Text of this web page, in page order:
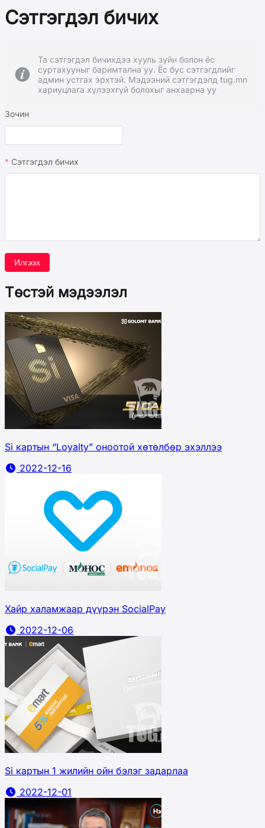
Сэтгэгдэл бичих
Та сэтгэгдэл бичихдээ хууль зүйн болон ёс
суртахууныг баримтална уу. Ёс бус сэтгэгдлийг
админ устгах эрхтэй. Мэдээний сэтгэгдэлд tug.mn
хариуцлага хүлээхгүй болохыг анхаарна уу
Зочин
Сэтгэгдэл бичих
Илгээх
Төстэй мэдээлэл
Si картын “Loyalty” оноотой хөтөлбөр эхэллээ
2022-12-16
Хайр халамжаар дүүрэн SocialPay
2022-12-06
Si картын 1 жилийн ойн бэлэг задарлаа
2022-12-01